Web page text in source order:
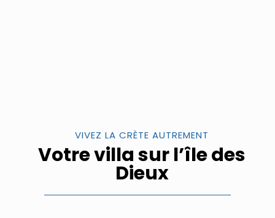
VIVEZ LA CRÈTE AUTREMENT
Votre villa sur l’île des
Dieux